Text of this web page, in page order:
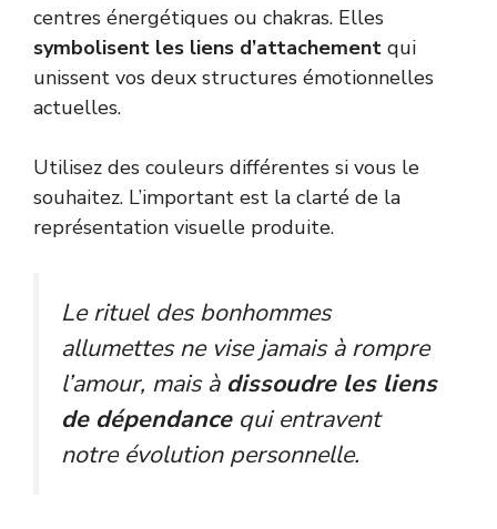
centres énergétiques ou chakras. Elles
symbolisent les liens d’attachement qui
unissent vos deux structures émotionnelles
actuelles.
Utilisez des couleurs différentes si vous le
souhaitez. L’important est la clarté de la
représentation visuelle produite.
Le rituel des bonhommes
allumettes ne vise jamais à rompre
l’amour, mais à dissoudre les liens
de dépendancequi entravent
notre évolution personnelle.